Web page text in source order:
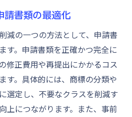
請書類の最適化
減の一つの方法として、申請書
す。申請書類を正確かつ完全に
修正費用や再提出にかかるコス
す。具体的には、商標の分類や
選定し、不要なクラスを削減す
上につながります。また、事前